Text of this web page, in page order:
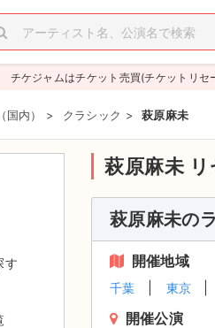
チケジャムはチケット売買(チケットリセ
内） > クラシック > 萩原麻未
萩原麻未
萩原麻未の
開催地域
千葉 東京
開催公演
す